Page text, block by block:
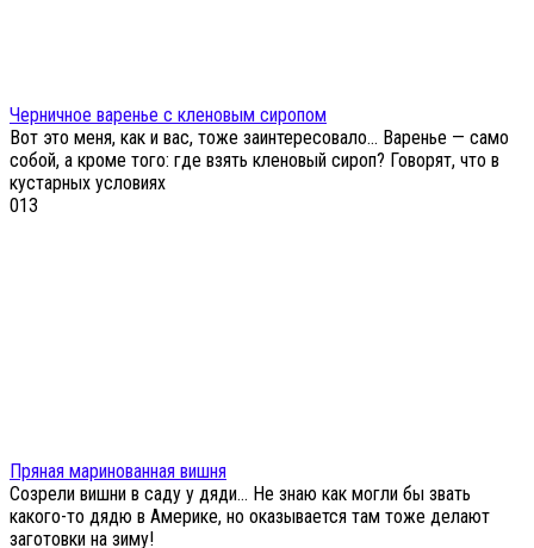
Черничное варенье с кленовым сиропом
Вот это меня, как и вас, тоже заинтересовало… Варенье — само
собой, а кроме того: где взять кленовый сироп? Говорят, что в
кустарных условиях
013
Пряная маринованная вишня
Созрели вишни в саду у дяди… Не знаю как могли бы звать
какого-то дядю в Америке, но оказывается там тоже делают
заготовки на зиму!